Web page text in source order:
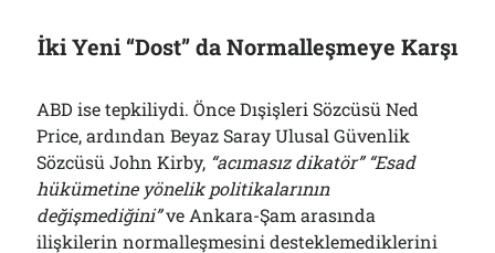
İki Yeni “Dost” da Normalleşmeye Karşı
ABD ise tepkiliydi. Önce Dışişleri Sözcüsü Ned
Price, ardından Beyaz Saray Ulusal Güvenlik
Sözcüsü John Kirby, “acımasız dikatör” “Esad
hükümetine yönelik politikalarının
değişmediğini”ve Ankara-Şam arasında
ilişkilerin normalleşmesini desteklemediklerini